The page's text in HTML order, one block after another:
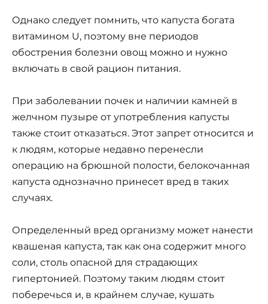
Однако следует помнить, что капуста богата
витамином U, поэтому вне периодов
обострения болезни овощ можно и нужно
включать в свой рацион питания.
При заболевании почек и наличии камней в
желчном пузыре от употребления капусты
также стоит отказаться. Этот запрет относится и
к людям, которые недавно перенесли
операцию на брюшной полости, белокочанная
капуста однозначно принесет вред в таких
случаях.
Определенный вред организму может нанести
квашеная капуста, так как она содержит много
соли, столь опасной для страдающих
гипертонией. Поэтому таким людям стоит
поберечься и, в крайнем случае, кушать